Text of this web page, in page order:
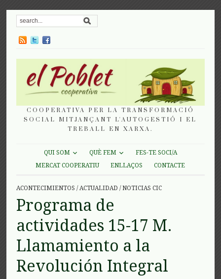
COOPERATIVA PER LA TRANSFORMACIÓ
SOCIAL MITJANÇANT L'AUTOGESTIÓ I EL
TREBALL EN XARXA.
QUI SOM QUÈ FEM
FES-TE SOCI/A
MERCAT COOPERATIU
ENLLAÇOS CONTACTE
ACONTECIMIENTOS /ACTUALIDAD /NOTICIAS CIC
Programa de
actividades 15-17 M.
Llamamiento a la
Revolución Integral